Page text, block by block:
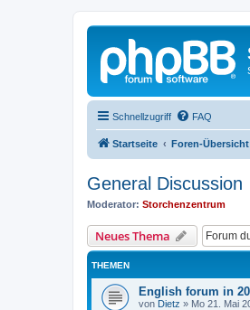
Schnellzugriff FAQ
Startseite Foren-Übersicht
General Discussion
Moderator: Storchenzentrum
Neues Thema
THEMEN
English forum in
von Dietz » Mo 21. Mai